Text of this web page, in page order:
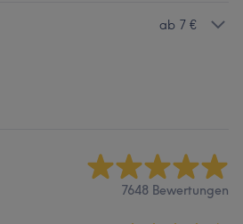
ab 7 €
7648 Bewertungen